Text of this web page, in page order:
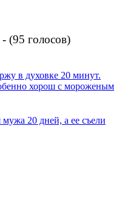
(95 голосов)
в духовке 20 минут.
хорош с мороженым
20 дней, а ее съели